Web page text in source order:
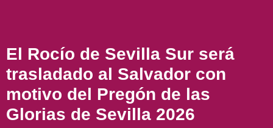
El Rocío de Sevilla Sur será
trasladado al Salvador con
motivo del Pregón de las
Glorias de Sevilla 2026